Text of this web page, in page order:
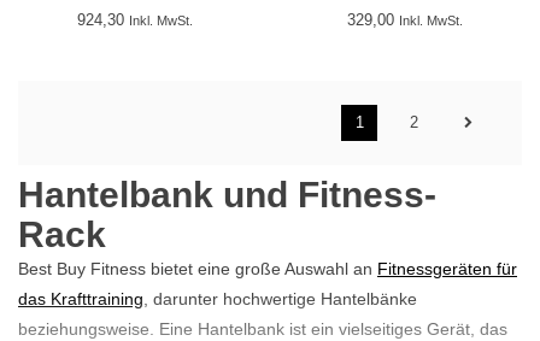
924,30 Inkl. MwSt.
329,00 Inkl. MwSt.
1 2
Hantelbank und Fitness-
Rack
Best Buy Fitness bietet eine große Auswahl an Fitnessgeräten für
das Krafttraining , darunter hochwertige Hantelbänke
beziehungsweise. Eine Hantelbank ist ein vielseitiges Gerät, das